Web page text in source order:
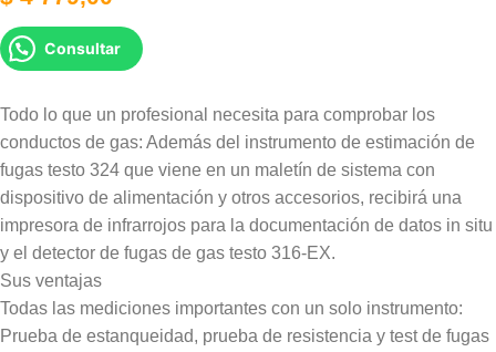
Consultar
Todo lo que un profesional necesita para comprobar los
conductos de gas: Además del instrumento de estimación de
fugas testo 324 que viene en un maletín de sistema con
dispositivo de alimentación y otros accesorios, recibirá una
impresora de infrarrojos para la documentación de datos in situ
y el detector de fugas de gas testo 316-EX.
Sus ventajas
Todas las mediciones importantes con un solo instrumento:
Prueba de estanqueidad, prueba de resistencia y test de fugas